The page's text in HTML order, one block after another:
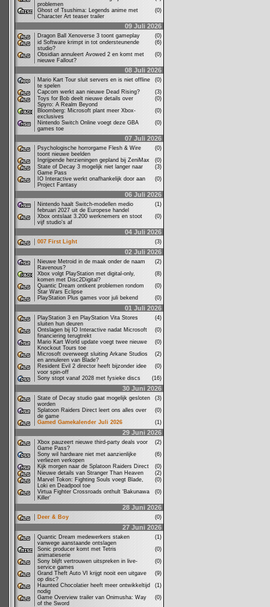
problemen
Ghost of Tsushima: Legends anime met
Character Art teaser trailer
(0)
09 Juli 2026
Dragon Ball Xenoverse 3 toont gameplay
(0)
id Software krimpt in tot ondersteunende
studio?
(6)
Obsidian annuleert Avowed 2 en komt met
nieuwe Fallout?
(0)
08 Juli 2026
Mario Kart Tour sluit servers en is niet offline
te spelen
(0)
Capcom werkt aan nieuwe Dead Rising?
(3)
Toys for Bob deelt nieuwe details over
Spyro: A Realm Beyond
(0)
Bloomberg: Microsoft plant meer Xbox-
exclusives
(0)
Nintendo Switch Online voegt deze GBA
games toe
(0)
07 Juli 2026
Psychologische horrorgame Flesh & Wire
toont nieuwe beelden
(0)
Ingrijpende herzieningen gepland bij ZeniMax
(0)
State of Decay 3 mogelijk niet langer naar
Game Pass
(3)
IO Interactive werkt onafhankelijk door aan
Project Fantasy
(0)
06 Juli 2026
Nintendo haalt Switch-modellen medio
februari 2027 uit de Europese handel
(1)
Xbox ontslaat 3.200 werknemers en stoot
vijf studio's af
(0)
04 Juli 2026
007 First Light (3)
02 Juli 2026
Nieuwe Metroid in de maak onder de naam
Ravenous?
(2)
Xbox volgt PlayStation met digital-only,
komen met Disc2Digital?
(8)
Quantic Dream ontkent problemen rondom
Star Wars Eclipse
(0)
PlayStation Plus games voor juli bekend
(0)
01 Juli 2026
PlayStation 3 en PlayStation Vita Stores
sluiten hun deuren
(4)
Ontslagen bij IO Interactive nadat Microsoft
financiering terugtrekt
(0)
Mario Kart World update voegt twee nieuwe
Knockout Tours toe
(0)
Microsoft overweegt sluiting Arkane Studios
en annuleren van Blade?
(2)
Resident Evil 2 director heeft bijzonder idee
voor spin-off
(0)
Sony stopt vanaf 2028 met fysieke discs
(16)
30 Juni 2026
State of Decay studio gaat mogelijk gesloten
worden
(3)
Splatoon Raiders Direct leert ons alles over
de game
(0)
Gamed Gamekalender Juli 2026
(1)
29 Juni 2026
Xbox pauzeert nieuwe third-party deals voor
Game Pass?
(2)
Sony wil hardware niet met aanzienlijke
verliezen verkopen
(6)
Kijk morgen naar de Splatoon Raiders Direct
(0)
Nieuwe details van Stranger Than Heaven
(2)
Marvel Tokon: Fighting Souls voegt Blade,
Loki en Deadpool toe
(0)
Virtua Fighter Crossroads onthult ‘Bakunawa
Killer’
(0)
28 Juni 2026
Deer & Boy (0)
27 Juni 2026
Quantic Dream medewerkers staken
vanwege aanstaande ontslagen
(1)
Sonic producer komt met Tetris
animatieserie
(0)
Sony blijft vertrouwen uitspreken in live-
service games
(0)
Grand Theft Auto VI krijgt nooit een uitgave
op disc?
(9)
Haunted Chocolatier heeft meer ontwikkeltijd
nodig
(1)
Game Overview trailer van Onimusha: Way
of the Sword
(0)